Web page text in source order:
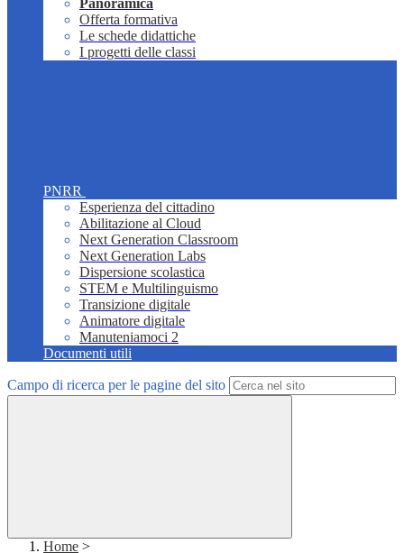
Panoramica
Offerta formativa
Le schede didattiche
I progetti delle classi
PNRR
Esperienza del cittadino
Abilitazione al Cloud
Next Generation Classroom
Next Generation Labs
Dispersione scolastica
STEM e Multilinguismo
Transizione digitale
Animatore digitale
Manuteniamoci 2
Documenti utili
Campo di ricerca per le pagine del sito
Home >